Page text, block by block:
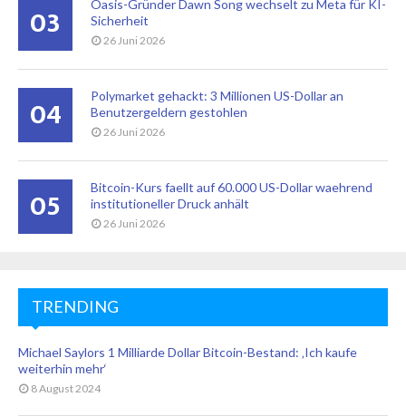
03
Oasis-Gründer Dawn Song wechselt zu Meta für KI-
Sicherheit
26 Juni 2026
04
Polymarket gehackt: 3 Millionen US-Dollar an
Benutzergeldern gestohlen
26 Juni 2026
05
Bitcoin-Kurs faellt auf 60.000 US-Dollar waehrend
institutioneller Druck anhält
26 Juni 2026
TRENDING
Michael Saylors 1 Milliarde Dollar Bitcoin-Bestand: ‚Ich kaufe
weiterhin mehr‘
8 August 2024